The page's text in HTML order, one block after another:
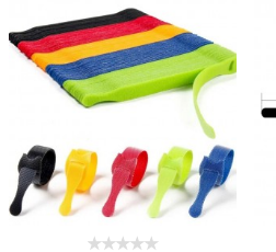
Jetzt Angebot
anfordern